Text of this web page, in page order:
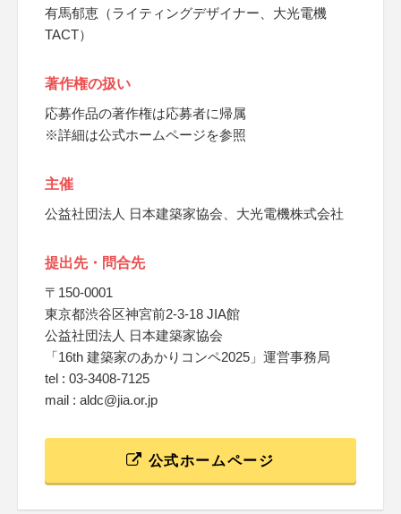
有馬郁恵（ライティングデザイナー、大光電機
TACT）
著作権の扱い
応募作品の著作権は応募者に帰属
※詳細は公式ホームページを参照
主催
公益社団法人 日本建築家協会、大光電機株式会社
提出先・問合先
〒150-0001
東京都渋谷区神宮前2-3-18 JIA館
公益社団法人 日本建築家協会
「16th 建築家のあかりコンペ2025」運営事務局
tel : 03-3408-7125
mail : aldc@jia.or.jp
公式ホームページ